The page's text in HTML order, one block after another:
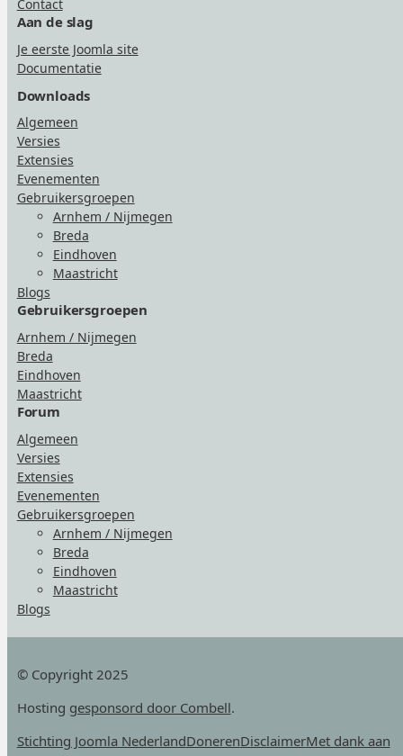
Contact
Aan de slag
Je eerste Joomla site
Documentatie
Downloads
Algemeen
Versies
Extensies
Evenementen
Gebruikersgroepen
Arnhem / Nijmegen
Breda
Eindhoven
Maastricht
Blogs
Gebruikersgroepen
Arnhem / Nijmegen
Breda
Eindhoven
Maastricht
Forum
Algemeen
Versies
Extensies
Evenementen
Gebruikersgroepen
Arnhem / Nijmegen
Breda
Eindhoven
Maastricht
Blogs
© Copyright 2025
Hosting gesponsord door Combell.
Stichting Joomla NederlandDonerenDisclaimerMet dank aan